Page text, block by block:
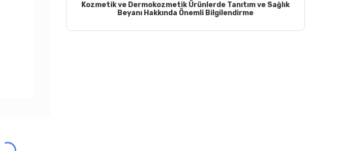
Kozmetik ve Dermokozmetik Ürünlerde Tanıtım ve Sağlık
Beyanı Hakkında Önemli Bilgilendirme